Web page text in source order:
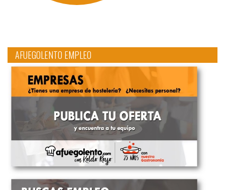
AFUEGOLENTO EMPLEO